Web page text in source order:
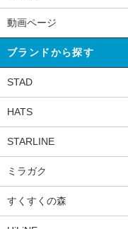
動画ページ
ブランドから探す
STAD
HATS
STARLINE
ミラガク
すくすくの森